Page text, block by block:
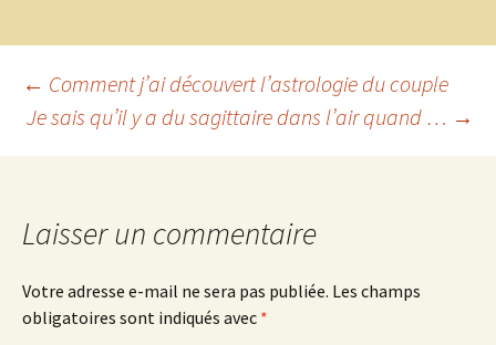
Navigation
des
articles
← Comment j’ai découvert l’astrologie du couple
Je sais qu’il y a du sagittaire dans l’air quand … →
Laisser un commentaire
Votre adresse e-mail ne sera pas publiée. Les champs
obligatoires sont indiqués avec *